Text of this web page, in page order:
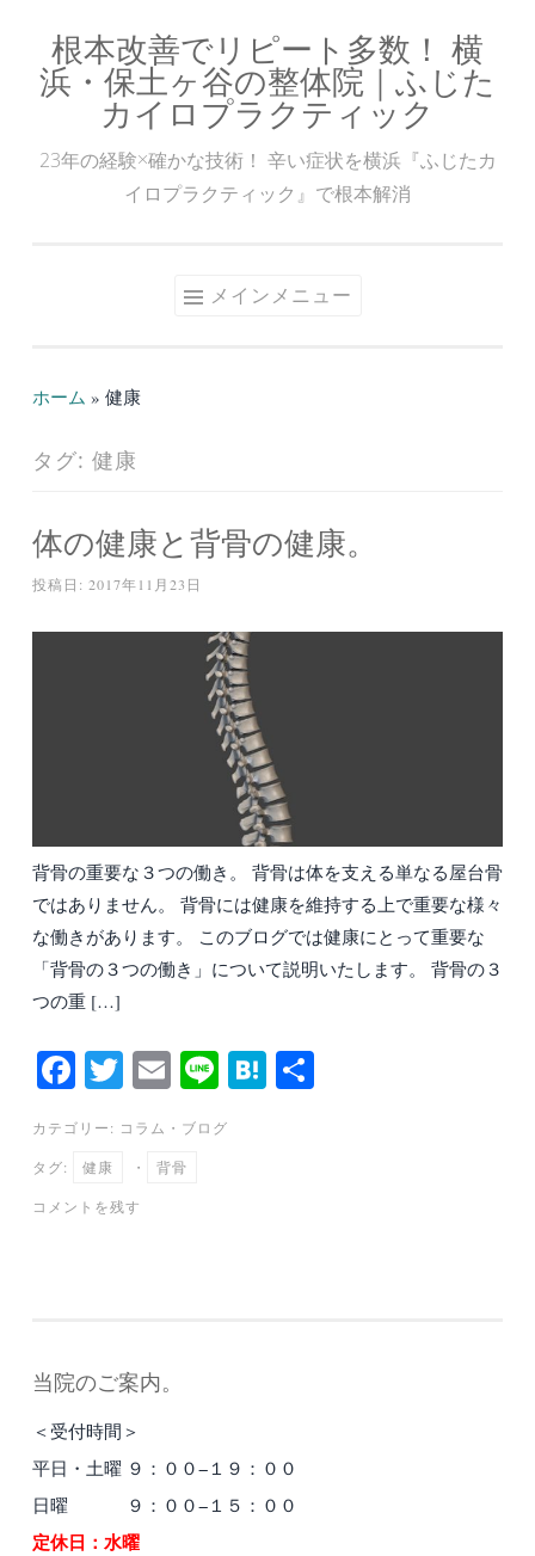
ン
根本改善でリピート多数！ 横
浜・保土ヶ谷の整体院｜ふじた
カイロプラクティック
23年の経験×確かな技術！ 辛い症状を横浜『ふじたカ
イロプラクティック』で根本解消
メインメニュー
ホーム » 健康
タグ: 健康
体の健康と背骨の健康。
投稿日: 2017年11月23日
背骨の重要な３つの働き。 背骨は体を支える単なる屋台骨
ではありません。 背骨には健康を維持する上で重要な様々
な働きがあります。 このブログでは健康にとって重要な
「背骨の３つの働き」について説明いたします。 背骨の３
つの重 […]
Fa
ce
bo
ok
T
tte
E
m
ail
Li H
カテゴリー: コラム ・ ブログ
タグ: 健康 ・ 背骨
コメントを残す
当院のご案内。
＜受付時間＞
平日・土曜 ９：００−１９：００
日曜 ９：００−１５：００
定休日：水曜